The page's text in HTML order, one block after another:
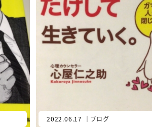
2022.06.17 ｜ ブログ